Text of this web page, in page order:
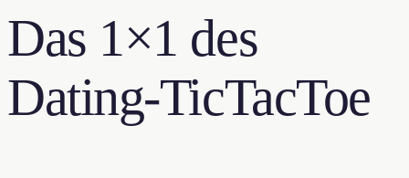
Das 1×1 des
Dating-TicTacToe